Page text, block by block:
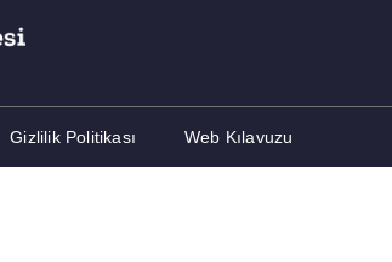
Gizlilik Politikası Web Kılavuzu